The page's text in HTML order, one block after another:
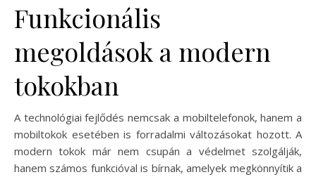
Funkcionális
megoldások a modern
tokokban
A technológiai fejlődés nemcsak a mobiltelefonok, hanem a
mobiltokok esetében is forradalmi változásokat hozott. A
modern tokok már nem csupán a védelmet szolgálják,
hanem számos funkcióval is bírnak, amelyek megkönnyítik a